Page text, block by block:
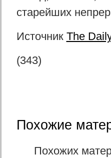
старейших
Источник The
(343)
Похожие
Похожих